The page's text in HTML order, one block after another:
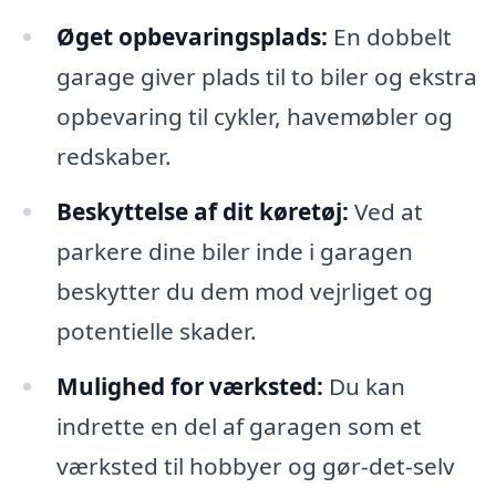
Øget opbevaringsplads: En dobbelt
garage giver plads til to biler og ekstra
opbevaring til cykler, havemøbler og
redskaber.
Beskyttelse af dit køretøj: Ved at
parkere dine biler inde i garagen
beskytter du dem mod vejrliget og
potentielle skader.
Mulighed for værksted: Du kan
indrette en del af garagen som et
værksted til hobbyer og gør-det-selv